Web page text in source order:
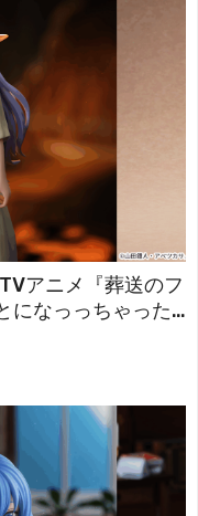
アニメ『葬送のフ
になっっちゃった